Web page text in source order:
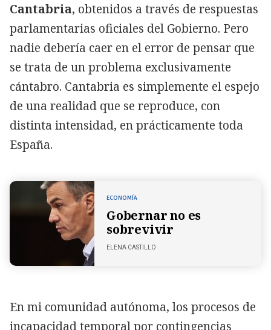
Cantabria, obtenidos a través de respuestas
parlamentarias oficiales del Gobierno. Pero
nadie debería caer en el error de pensar que
se trata de un problema exclusivamente
cántabro. Cantabria es simplemente el espejo
de una realidad que se reproduce, con
distinta intensidad, en prácticamente toda
España.
ECONOMÍA
Gobernar no es
sobrevivir
ELENA CASTILLO
En mi comunidad autónoma, los procesos de
incapacidad temporal por contingencias